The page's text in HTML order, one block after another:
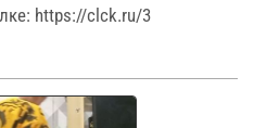
https://clck.ru/3